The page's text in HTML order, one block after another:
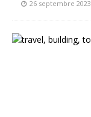
26 septembre 2023